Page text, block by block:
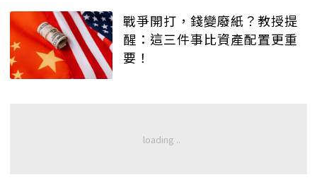
戰爭開打，錢變廢紙？教授提
醒：這三件事比資產配置更重
要！